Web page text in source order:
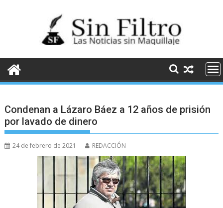
Condenan a Lázaro Báez a 12 años de prisión
por lavado de dinero
24 de febrero de 2021 REDACCIÓN